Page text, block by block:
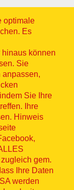
optimale
Es
können
Sie
anpassen,
Sie Ihre
Ihre
Hinweis
gem.
Ihre Daten
werden